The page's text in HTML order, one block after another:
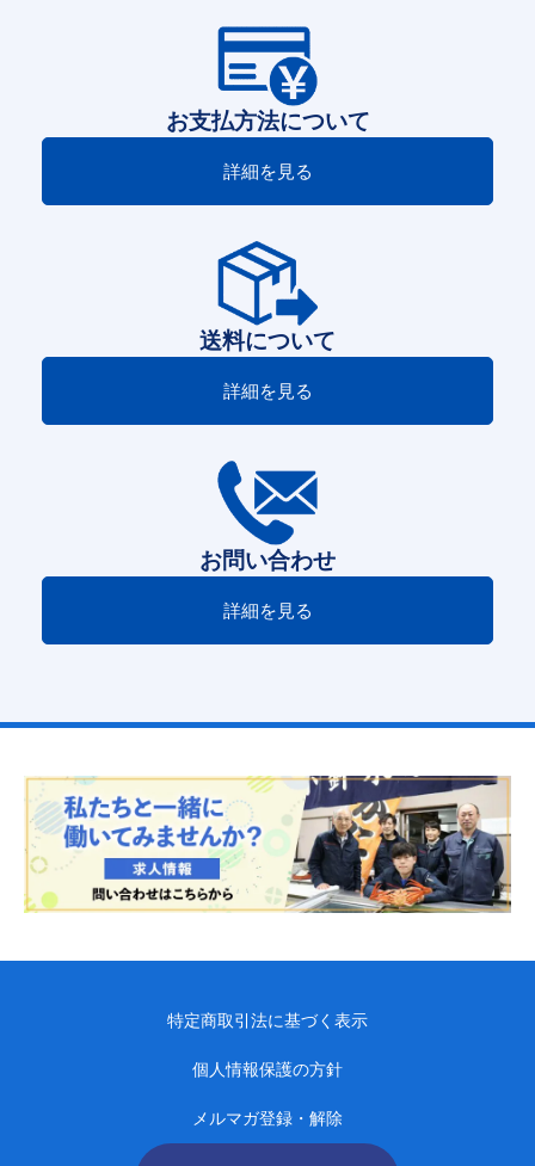
お支払方法について
詳細を見る
送料について
詳細を見る
お問い合わせ
詳細を見る
特定商取引法に基づく表示
個人情報保護の方針
メルマガ登録・解除